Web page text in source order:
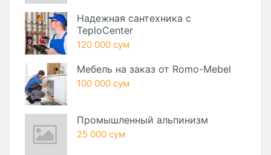
Надежная сантехника с
TeploCenter
120 000 сум
Мебель на заказ от Romo-Mebel
100 000 сум
Промышленный альпинизм
25 000 сум